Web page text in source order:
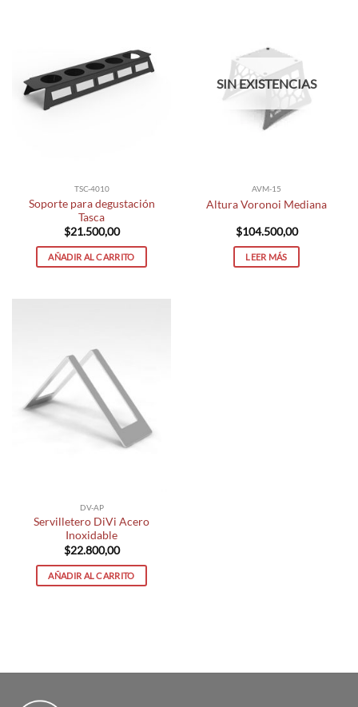
TSC-4010
Soporte para degustación
Tasca
$21.500,00
AÑADIR AL CARRITO
SIN EXISTENCIAS
AVM-15
Altura Voronoi Mediana
$104.500,00
LEER MÁS
DV-AP
Servilletero DiVi Acero
Inoxidable
$22.800,00
AÑADIR AL CARRITO